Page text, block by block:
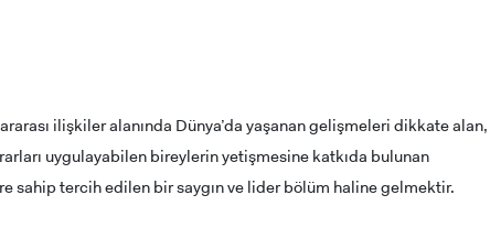
ilişkiler alanında Dünya’da yaşanan gelişmeleri dikkate alan,
uygulayabilen bireylerin yetişmesine katkıda bulunan
sahip tercih edilen bir saygın ve lider bölüm haline gelmektir.